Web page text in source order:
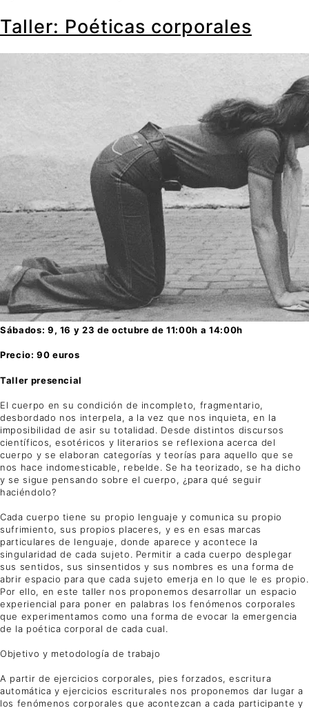
Taller: Poéticas corporales
Sábados: 9, 16 y 23 de octubre de 11:00h a 14:00h
Precio: 90 euros
Taller presencial
El cuerpo en su condición de incompleto, fragmentario,
desbordado nos interpela, a la vez que nos inquieta, en la
imposibilidad de asir su totalidad. Desde distintos discursos
científicos, esotéricos y literarios se reflexiona acerca del
cuerpo y se elaboran categorías y teorías para aquello que se
nos hace indomesticable, rebelde. Se ha teorizado, se ha dicho
y se sigue pensando sobre el cuerpo, ¿para qué seguir
haciéndolo?
Cada cuerpo tiene su propio lenguaje y comunica su propio
sufrimiento, sus propios placeres, y es en esas marcas
particulares de lenguaje, donde aparece y acontece la
singularidad de cada sujeto. Permitir a cada cuerpo desplegar
sus sentidos, sus sinsentidos y sus nombres es una forma de
abrir espacio para que cada sujeto emerja en lo que le es propio.
Por ello, en este taller nos proponemos desarrollar un espacio
experiencial para poner en palabras los fenómenos corporales
que experimentamos como una forma de evocar la emergencia
de la poética corporal de cada cual.
Objetivo y metodología de trabajo
A partir de ejercicios corporales, pies forzados, escritura
automática y ejercicios escriturales nos proponemos dar lugar a
los fenómenos corporales que acontezcan a cada participante y